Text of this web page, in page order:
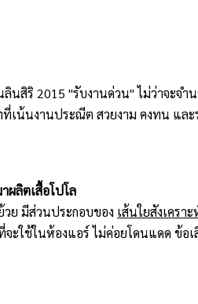
นสิริ 2015 "รับงานด่วน" ไม่ว่าจะจำ
เน้นงานประณีต สวยงาม คงทน และ
ลิตเสื้อโปโล
ย มีส่วนประกอบของ เส้นใยสังเครา
ใช้ในห้องแอร์ ไม่ค่อยโดนแดด ข้อเ